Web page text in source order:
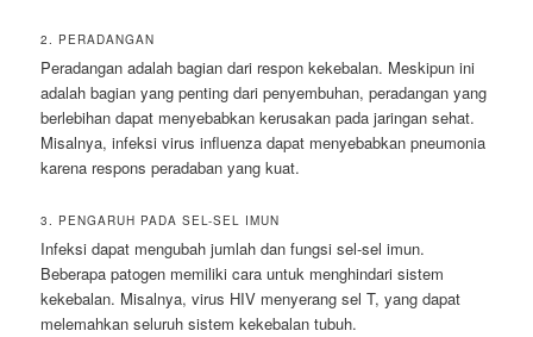
2. PERADANGAN
Peradangan adalah bagian dari respon kekebalan. Meskipun ini
adalah bagian yang penting dari penyembuhan, peradangan yang
berlebihan dapat menyebabkan kerusakan pada jaringan sehat.
Misalnya, infeksi virus influenza dapat menyebabkan pneumonia
karena respons peradaban yang kuat.
3. PENGARUH PADA SEL-SEL IMUN
Infeksi dapat mengubah jumlah dan fungsi sel-sel imun.
Beberapa patogen memiliki cara untuk menghindari sistem
kekebalan. Misalnya, virus HIV menyerang sel T, yang dapat
melemahkan seluruh sistem kekebalan tubuh.